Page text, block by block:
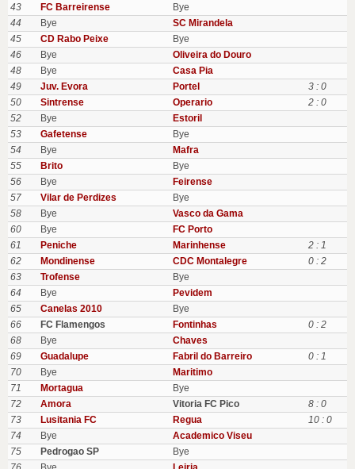
43
FC Barreirense
Bye
44
Bye
SC Mirandela
45
CD Rabo Peixe
Bye
46
Bye
Oliveira do Douro
48
Bye
Casa Pia
49
Juv. Evora Portel
3 : 0
50
Sintrense Operario
2 : 0
52
Bye
Estoril
53
Gafetense
Bye
54
Bye
Mafra
55
Brito
Bye
56
Bye
Feirense
57
Vilar de Perdizes
Bye
58
Bye
Vasco da Gama
60
Bye
FC Porto
61
Peniche Marinhense
2 : 1
62
Mondinense CDC Montalegre
0 : 2
63
Trofense
Bye
64
Bye
Pevidem
65
Canelas 2010
Bye
66
FC Flamengos Fontinhas
0 : 2
68
Bye
Chaves
69
Guadalupe Fabril do Barreiro
0 : 1
70
Bye
Maritimo
71
Mortagua
Bye
72
Amora Vitoria FC Pico
8 : 0
73
Lusitania FC Regua
10 : 0
74
Bye
Academico Viseu
75
Pedrogao SP
Bye